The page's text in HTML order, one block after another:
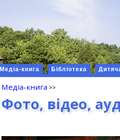
Медіа-книга Бібліотека
Медіа-книга
Фото, відео,